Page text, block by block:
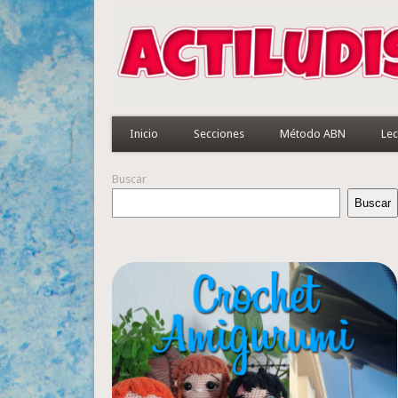
Inicio Secciones Método ABN
Buscar
Buscar